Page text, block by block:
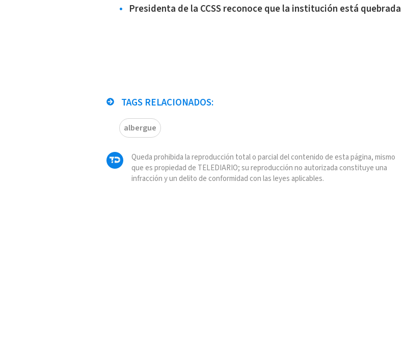
Presidenta de la CCSS reconoce que la institución está quebrada
TAGS RELACIONADOS:
albergue
Queda prohibida la reproducción total o parcial del contenido de esta página, mismo
que es propiedad de TELEDIARIO; su reproducción no autorizada constituye una
infracción y un delito de conformidad con las leyes aplicables.